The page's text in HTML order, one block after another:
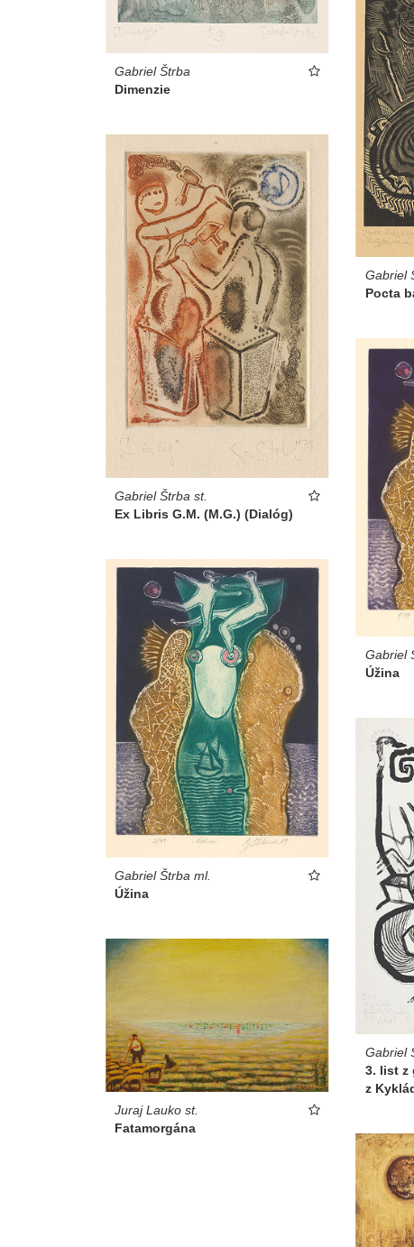
Gabriel Štrba
Dimenzie
Gabriel
Pocta
Gabriel Štrba st.
Ex Libris G.M. (M.G.) (Dialóg)
Gabriel
Úžina
Gabriel Štrba ml.
Úžina
Gabriel
3. list z
z
Juraj Lauko st.
Fatamorgána